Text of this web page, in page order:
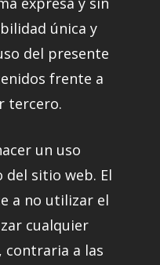
única y
del presente
frente a
tercero.
un uso
del sitio web. El
a no utilizar el
cualquier
contraria a las